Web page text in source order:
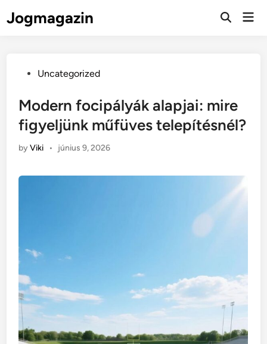
toJogmagazin
PostedUncategorized
Modern focipályák alapjai: mire
figyeljünk műfüves telepítésnél?
byViki • június 9, 2026